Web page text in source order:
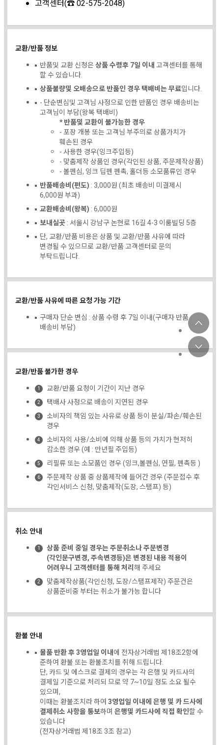
고객센터(☎ 02-575-2048)
교환/반품 정보
반품및 교환 신청은상품 수령후 7일 이내고객센터를 통해
할 수 있습니다.
상품불량및 오배송으로 반품인 경우 택배비는 무료입니다.
- 단순변심및 고객님 사정으로 인한 반품인 경우 배송비는
고객님이 부담(왕복 택배비)
* 반품및 교환이 불가능한 경우
- 포장 개봉 또는 고객님 부주의로 상품가치가
훼손된 경우
- 사용한 경우(잉크주입등)
- 맞춤제작 상품인 경우(각인된 상품, 주문제작상품)
- 볼펜심, 잉크 딥펜 펜촉, 홀더등 소모품류인 경우
반품배송비(편도) : 3,000원 (최초 배송비 미결제시
6,000원 부과)
교환배송비(왕복) : 6,000원
보내실곳: 서울시 강남구 논현로 16길 4-3 이룸빌딩 5층
단, 교환/반품 비용은 상품 및 교환/반품 사유에 따라
변경될 수 있으므로 교환/반품 고객센터로 문의
부탁드립니다.
교환/반품 사유에 따른 요청 가능 기간
구매자 단순 변심 : 상품 수령 후 7일 이내(구매자 반품
배송비 부담)
교환/반품 불가한 경우
교환/반품 요청이 기간이 지난 경우
택배사 사정으로 배송이 지연된 경우
소비자의 책임 있는 사유로 상품 등이 분실/파손/훼손된
경우
소비자의 사용/소비에 의해 상품 등의 가치가 현저히
감소한 경우 (예 : 만년필 주입등)
리필류 또는 소모품인 경우 (잉크,볼펜심, 연필, 펜촉등 )
주문제작 상품 중 상품제작에 들어간 경우 (주문접수 후
각인서비스 신청, 맞춤제작(도장, 스탬프) 등)
취소 안내
상품 준비 중일 경우는 주문취소나 주문변경
(각인문구변경, 주속변경등)은 변경된 내용 적용이
어려우니 고객센터를 통해 처리해 주세요
맞춤제작상품(각인신청, 도장/스탬프제작) 주문건은
상품준비중 부터는 취소가 불가능 합니다
환불 안내
물품 반환 후 3영업일 이내에 전자상거래법 제18조2항에
준하여 환불 또는 환불조치를 취해 드립니다.
단, 카드 및 에스크로 결제의 경우는 각 은행 및 카드사의
결제일 기준으로 처리되 므로 약 7~10일 정도 소요 될수
있으며,
이때는 환불조치라 하여3영업일 이내에 은행 및 카 드사에
결제취소 사항을 통보하며 은행및 카드사에 직접 확인할 수
있습니다
(전자상거래법 제18조 3조 참고)